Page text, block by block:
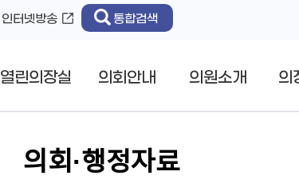
인터넷방송 통합검색
열린의장실 의회안내 의원소개 의
의회·행정자료